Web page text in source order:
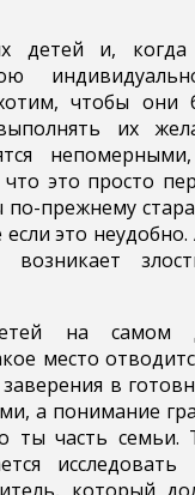
детей и,
чтобы они
их
это просто
прежнему
это
возникает
на самом
место
в
а понимание
ты часть семьи.
исследовать